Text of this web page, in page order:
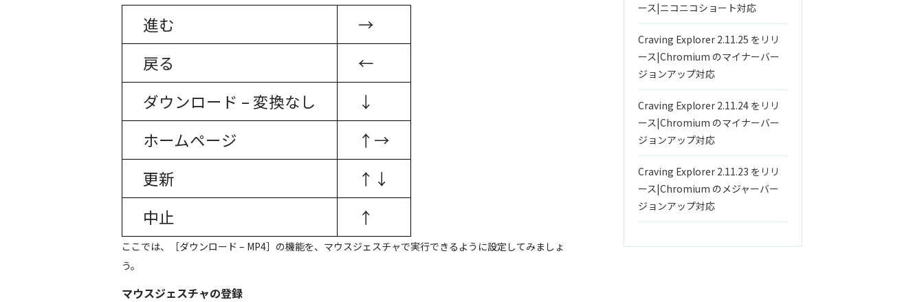
進む
→
戻る
←
ダウンロード – 変換なし
↓
ホームページ
↑→
更新
↑↓
中止
↑
ここでは、［ダウンロード – MP4］の機能を、マウスジェスチャで実行できるように設定してみましょ
う。
マウスジェスチャの登録
ース|ニコニコショート対応
Craving Explorer 2.11.25 をリリ
ース|Chromium のマイナーバー
ジョンアップ対応
Craving Explorer 2.11.24 をリリ
ース|Chromium のマイナーバー
ジョンアップ対応
Craving Explorer 2.11.23 をリリ
ース|Chromium のメジャーバー
ジョンアップ対応